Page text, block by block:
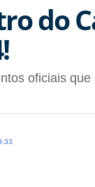
do
oficiais